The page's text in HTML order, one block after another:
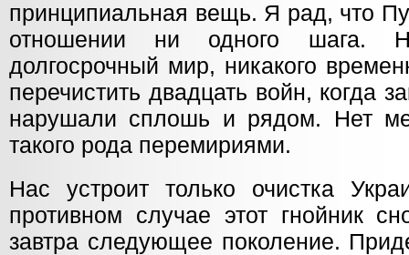
принципиальная вещь. Я рад, что
отношении ни одного шага.
долгосрочный мир, никакого
перечистить двадцать войн, когда
нарушали сплошь и рядом. Нет
такого рода перемириями.
Нас устроит только очистка
противном случае этот гнойник
завтра следующее поколение.